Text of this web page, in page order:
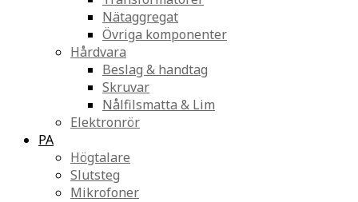
Nätaggregat
Övriga komponenter
Hårdvara
Beslag & handtag
Skruvar
Nålfilsmatta & Lim
Elektronrör
PA
Högtalare
Slutsteg
Mikrofoner